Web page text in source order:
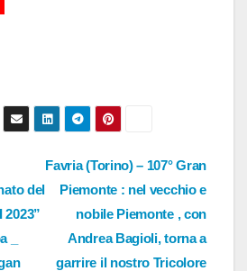
Favria (Torino) – 107° Gran
Piemonte : nel vecchio e
nobile Piemonte , con
Andrea Bagioli, torna a
garrire il nostro Tricolore
del
2023”
_